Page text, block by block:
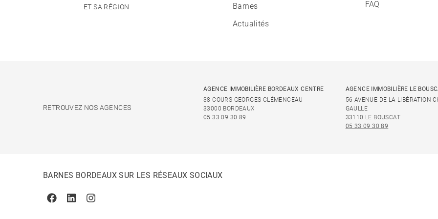
ET SA RÉGION
Barnes
Actualités
FAQ
RETROUVEZ NOS AGENCES
AGENCE IMMOBILIÈRE BORDEAUX CENTRE
38 COURS GEORGES CLÉMENCEAU
33000 BORDEAUX
05 33 09 30 89
AGENCE IMMOBILIÈRE LE
56 AVENUE DE LA LIBÉRATION
GAULLE
33110 LE BOUSCAT
05 33 09 30 89
BARNES BORDEAUX SUR LES RÉSEAUX SOCIAUX
FacebookLinkedinInstagram